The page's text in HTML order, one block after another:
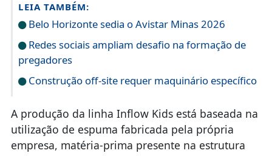
LEIA TAMBÉM:
Belo Horizonte sedia o Avistar Minas 2026
Redes sociais ampliam desafio na formação de
pregadores
Construção off-site requer maquinário específico
A produção da linha Inflow Kids está baseada na
utilização de espuma fabricada pela própria
empresa, matéria-prima presente na estrutura